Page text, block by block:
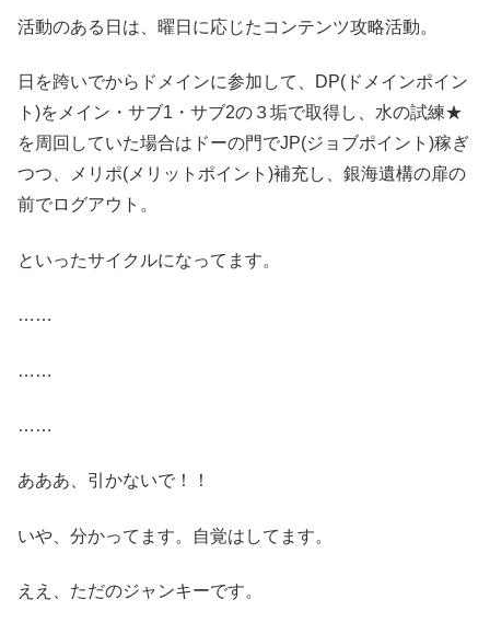
活動のある日は、曜日に応じたコンテンツ攻略活動。
日を跨いでからドメインに参加して、DP(ドメインポイン
ト)をメイン・サブ1・サブ2の３垢で取得し、水の試練★
を周回していた場合はドーの門でJP(ジョブポイント)稼ぎ
つつ、メリポ(メリットポイント)補充し、銀海遺構の扉の
前でログアウト。
といったサイクルになってます。
……
……
……
あああ、引かないで！！
いや、分かってます。自覚はしてます。
ええ、ただのジャンキーです。